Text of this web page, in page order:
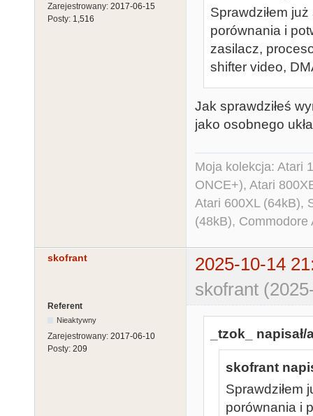
Zarejestrowany: 2017-06-15
Posty: 1,516
Sprawdziłem
porównania i
zasilacz,
shifter video,
Jak sprawdziłeś
jako osobnego
Moja kolekcja: Atari
ONCE+), Atari
Atari 600XL (64kB),
(48kB),
skofrant
2025-10-14
skofrant
Referent
Nieaktywny
Zarejestrowany: 2017-06-10
Posty: 209
_tzok_ napisał/
skofrant
Sprawdziłem
porównania i